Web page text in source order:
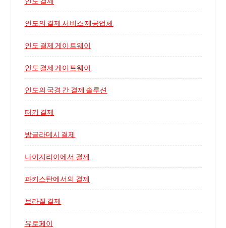
인도의 결제 서비스 제공업체
인도 결제 게이트웨이
인도 결제 게이트웨이
인도의 국경 간 결제 솔루션
터키 결제
방글라데시 결제
나이지리아에서 결제
파키스탄에서의 결제
브라질 결제
유로페이